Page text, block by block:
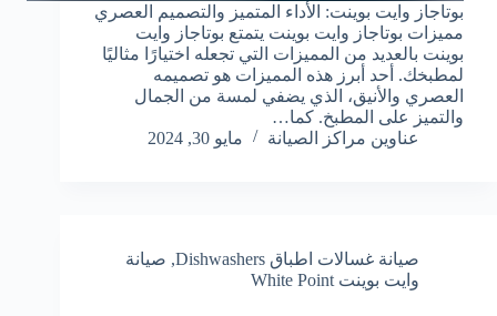
بوتاجاز وايت بوينت: الأداء المتميز والتصميم العصري
مميزات بوتاجاز وايت بوينت يتمتع بوتاجاز وايت
بوينت بالعديد من المميزات التي تجعله اختيارًا مثاليًا
لمطبخك. أحد أبرز هذه المميزات هو تصميمه
العصري والأنيق، الذي يضفي لمسة من الجمال
والتميز على المطبخ. كما…
عناوين مراكز الصيانة
مايو 30, 2024
صيانة غسالات اطباق Dishwashers , صيانة
وايت بوينت White Point